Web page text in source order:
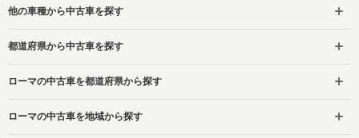
他の車種から中古車を探す
都道府県から中古車を探す
ローマの中古車を都道府県から探す
ローマの中古車を地域から探す